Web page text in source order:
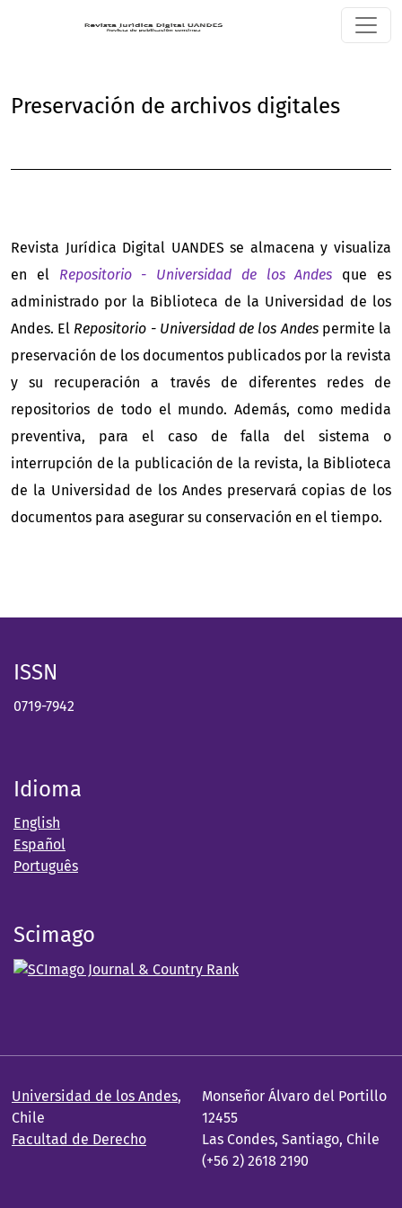
Preservación de archivos digitales
Revista Jurídica Digital UANDES se almacena y visualiza
en el Repositorio - Universidad de los Andes que es
administrado por la Biblioteca de la Universidad de los
Andes. El Repositorio - Universidad de los Andes permite la
preservación de los documentos publicados por la revista
y su recuperación a través de diferentes redes de
repositorios de todo el mundo. Además, como medida
preventiva, para el caso de falla del sistema o
interrupción de la publicación de la revista, la Biblioteca
de la Universidad de los Andes preservará copias de los
documentos para asegurar su conservación en el tiempo.
ISSN
0719-7942
Idioma
English
Español
Português
Scimago
Universidad de los Andes,
Chile
Facultad de Derecho
Monseñor Álvaro del Portillo
12455
Las Condes, Santiago, Chile
(+56 2) 2618 2190